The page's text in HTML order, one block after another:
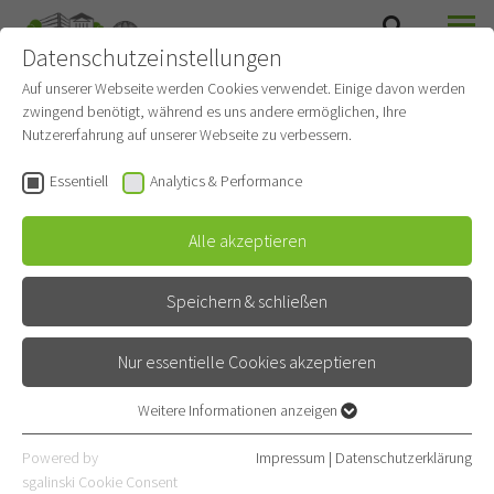
ANÄSTHESIOLOGIE UND INTENSIVMEDIZIN
Mitarbeiter
Datenschutzeinstellungen
Auf unserer Webseite werden Cookies verwendet. Einige davon werden
zwingend benötigt, während es uns andere ermöglichen, Ihre
Nutzererfahrung auf unserer Webseite zu verbessern.
Essentiell Analytics & Performance
Alle akzeptieren
Speichern & schließen
Nur essentielle Cookies akzeptieren
Essentielle Cookies werden für grundlegende Funktionen der
Webseite benötigt. Dadurch ist gewährleistet, dass die Webseite
Weitere Informationen anzeigen
Powered by
sgalinski Cookie Consent
Impressum | Datenschutzerklärung